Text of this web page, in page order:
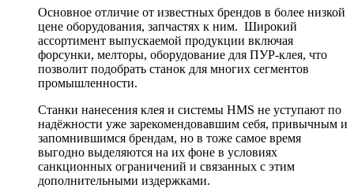
Основное отличие от известных брендов в более низкой
цене оборудования, запчастях к ним. Широкий
ассортимент выпускаемой продукции включая
форсунки, мелторы, оборудование для ПУР-клея, что
позволит подобрать станок для многих сегментов
промышленности.
Станки нанесения клея и системы HMS не уступают по
надёжности уже зарекомендовавшим себя, привычным и
запомнившимся брендам, но в тоже самое время
выгодно выделяются на их фоне в условиях
санкционных ограничений и связанных с этим
дополнительными издержками.